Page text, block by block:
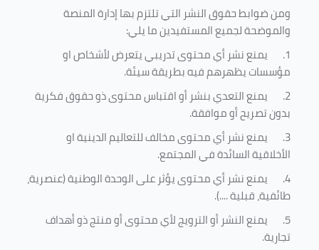
ومن ضوابط حقوق النشر التي تلتزم بها إدارة المنصة
والموضحة لجميع المستفيدين ما يلي:
1.
يمنع نشر أي محتوى تدريبي يتعرض لأشخاص او
مؤسسات يظهرهم فيه بطريقة سيئة.
2.
يمنع التعدي بنشر أو اقتباس محتوى ذو حقوق فكرية
بدون تصريح أو موافقة.
3.
يمنع نشر أي محتوى مخالف للتعاليم الدينية او
الأخلاقية السائدة في المجتمع.
4.
يمنع نشر أي محتوى يؤثر على الوحدة الوطنية (عنصرية،
طائفية، قبلية ....).
5.
يمنع النشر أو الترويج لأي محتوى أو منتج ذو أهداف
تجارية.